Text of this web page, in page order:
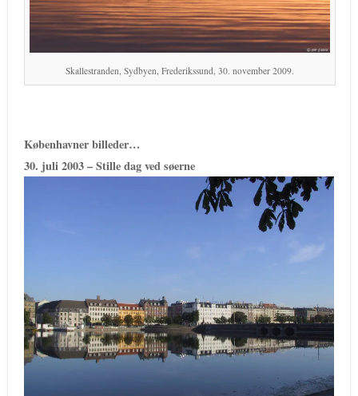
Skallestranden, Sydbyen, Frederikssund, 30. november 2009.
Københavner billeder…
30. juli 2003 – Stille dag ved søerne